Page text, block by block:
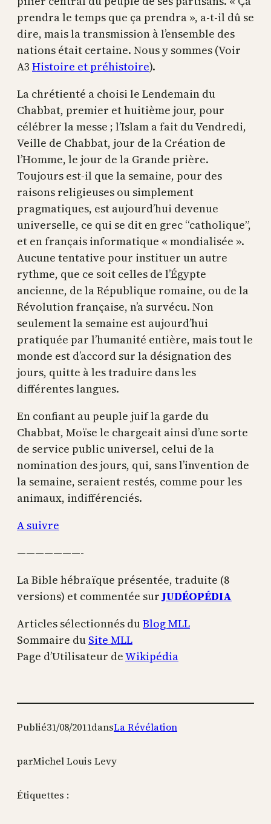
prendra le temps que ça prendra », a-t-il dû se
dire, mais la transmission à l’ensemble des
nations était certaine. Nous y sommes (Voir
A3 Histoire et préhistoire).
La chrétienté a choisi le Lendemain du
Chabbat, premier et huitième jour, pour
célébrer la messe ; l’Islam a fait du Vendredi,
Veille de Chabbat, jour de la Création de
l’Homme, le jour de la Grande prière.
Toujours est-il que la semaine, pour des
raisons religieuses ou simplement
pragmatiques, est aujourd’hui devenue
universelle, ce qui se dit en grec “catholique”,
et en français informatique « mondialisée ».
Aucune tentative pour instituer un autre
rythme, que ce soit celles de l’Égypte
ancienne, de la République romaine, ou de la
Révolution française, n’a survécu. Non
seulement la semaine est aujourd’hui
pratiquée par l’humanité entière, mais tout le
monde est d’accord sur la désignation des
jours, quitte à les traduire dans les
différentes langues.
En confiant au peuple juif la garde du
Chabbat, Moïse le chargeait ainsi d’une sorte
de service public universel, celui de la
nomination des jours, qui, sans l’invention de
la semaine, seraient restés, comme pour les
animaux, indifférenciés.
A suivre
———————-
La Bible hébraïque présentée, traduite (8
versions) et commentée surJUDÉOPÉDIA
Articles sélectionnés duBlog MLL
Sommaire du Site MLL
Page d’Utilisateur deWikipédia
Publié31/08/2011dansLa Révélation
parMichel Louis Levy
Étiquettes :